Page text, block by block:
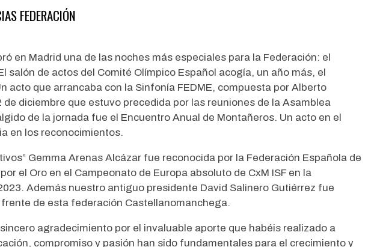
FEDERACIÓN
en Madrid una de las noches más especiales para la Federación: el
salón de actos del Comité Olímpico Español acogía, un año más, el
acto que arrancaba con la Sinfonía FEDME, compuesta por Alberto
de diciembre que estuvo precedida por las reuniones de la Asamblea
de la jornada fue el Encuentro Anual de Montañeros. Un acto en el
en los reconocimientos.
Gemma Arenas Alcázar fue reconocida por la Federación Española de
el Oro en el Campeonato de Europa absoluto de CxM ISF en la
Además nuestro antiguo presidente David Salinero Gutiérrez fue
de esta federación Castellanomanchega.
agradecimiento por el invaluable aporte que habéis realizado a
compromiso y pasión han sido fundamentales para el crecimiento y
Alicia López García,